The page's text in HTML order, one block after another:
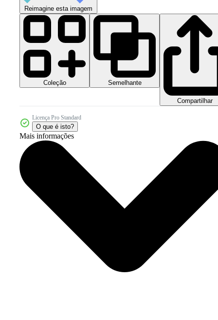
Reimagine esta imagem
Coleção Semelhante
Compartilhar
Licença Pro Standard
O que é isto?
Mais informações